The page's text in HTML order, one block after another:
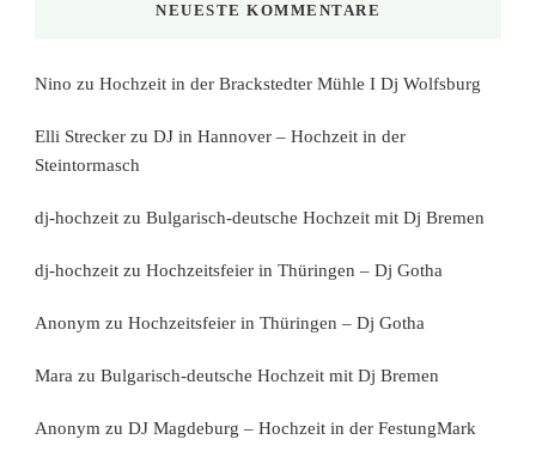
NEUESTE KOMMENTARE
Nino zu Hochzeit in der Brackstedter Mühle I Dj Wolfsburg
Elli Strecker zu DJ in Hannover – Hochzeit in der
Steintormasch
dj-hochzeit zu Bulgarisch-deutsche Hochzeit mit Dj Bremen
dj-hochzeit zu Hochzeitsfeier in Thüringen – Dj Gotha
Anonym zu Hochzeitsfeier in Thüringen – Dj Gotha
Mara zu Bulgarisch-deutsche Hochzeit mit Dj Bremen
Anonym zu DJ Magdeburg – Hochzeit in der FestungMark